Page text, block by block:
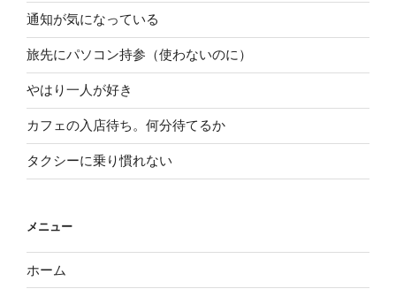
通知が気になっている
旅先にパソコン持参（使わないのに）
やはり一人が好き
カフェの入店待ち。何分待てるか
タクシーに乗り慣れない
メニュー
ホーム